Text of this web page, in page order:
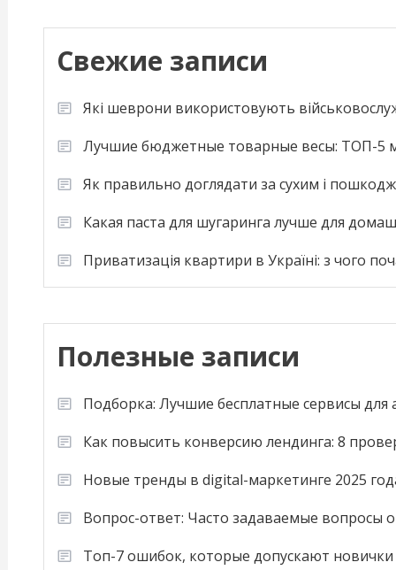
Свежие записи
Які шеврони використовують
Лучшие бюджетные товарные весы: ТОП-5
Як правильно доглядати за сухим і
Какая паста для шугаринга лучше для
Приватизація квартири в Україні: з чого
Полезные записи
Подборка: Лучшие бесплатные сервисы
Как повысить конверсию лендинга: 8
Новые тренды в digital-маркетинге 2025
Вопрос-ответ: Часто задаваемые вопросы
Топ-7 ошибок, которые допускают